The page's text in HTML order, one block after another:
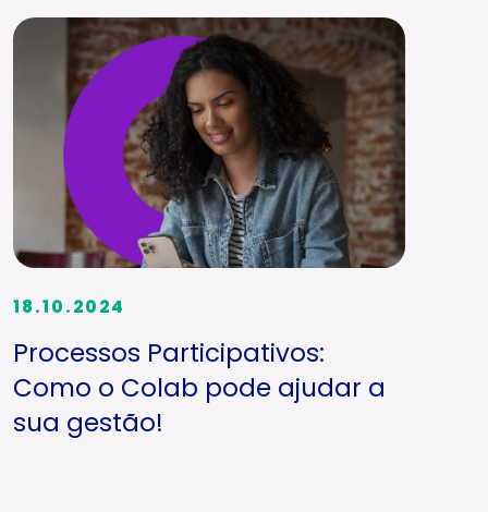
18.10.2024
Processos Participativos:
Como o Colab pode ajudar a
sua gestão!